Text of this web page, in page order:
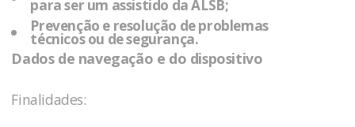
para ser um assistido daALSB;
Prevenção e resolução de problemas
técnicos ou de segurança.
Dados de navegação e do dispositivo
Finalidades: